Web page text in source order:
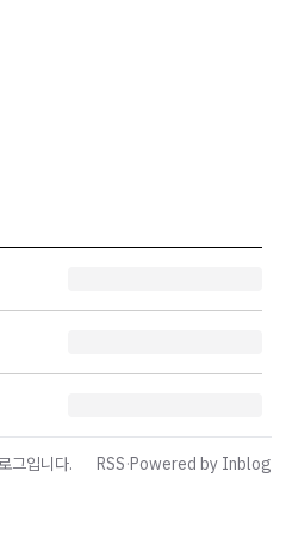
그입니다. RSS·Powered by Inblog